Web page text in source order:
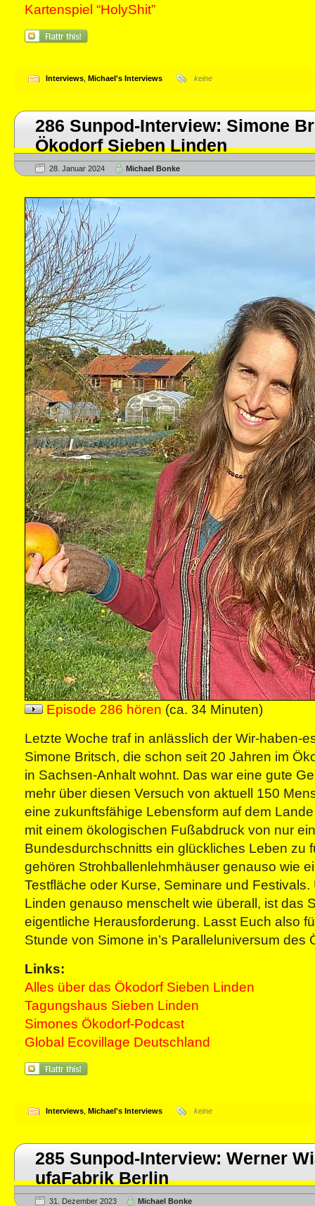
Kartenspiel “HolyShit”
Interviews Michael's Interviews keine
286 Sunpod-Interview: Simone
Ökodorf Sieben Linden
28. Januar 2024 Michael Bonke
Episode 286 hören (ca. 34 Minuten)
Letzte Woche traf in anlässlich der Wir-haben-
Simone Britsch, die schon seit 20 Jahren im
in Sachsen-Anhalt wohnt. Das war eine gute
mehr über diesen Versuch von aktuell 150
eine zukunftsfähige Lebensform auf dem
mit einem ökologischen Fußabdruck von nur
Bundesdurchschnitts ein glückliches Leben zu
gehören Strohballenlehmhäuser genauso wie
Testfläche oder Kurse, Seminare und
Linden genauso menschelt wie überall, ist das
eigentliche Herausforderung. Lasst Euch also
Stunde von Simone in’s Paralleluniversum des
Links:
Alles über das Ökodorf Sieben Linden
Tagungshaus Sieben Linden
Simones Ökodorf-Podcast
Global Ecovillage Deutschland
Interviews Michael's Interviews keine
285 Sunpod-Interview: Werner
ufaFabrik Berlin
31. Dezember 2023 Michael Bonke